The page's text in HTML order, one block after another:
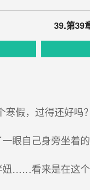
39.第39
假，过得还好吗
眼自己身旁坐着
……看来是在这个